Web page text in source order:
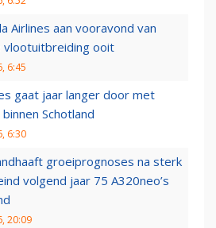
Airlines aan vooravond van
ooit
6:45
gaat jaar langer door met
Schotland
6:30
groeiprognoses na sterk
volgend jaar 75 A320neo’s
20:09